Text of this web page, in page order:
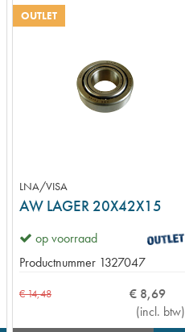
OUTLET
LNA/VISA
AW LAGER 20X42X15
op voorraad
Productnummer 1327047
€14,48 € 8,69
(incl. btw)